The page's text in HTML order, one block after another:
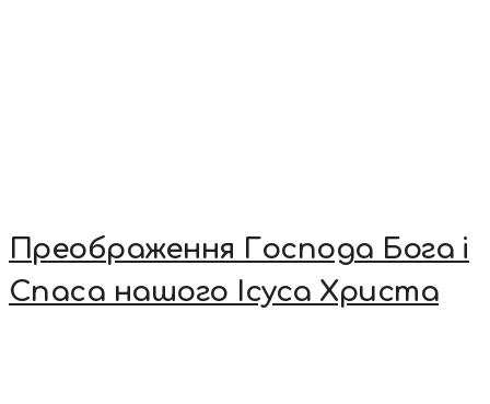
Преображення Господа Бога і
Спаса нашого Ісуса Христа